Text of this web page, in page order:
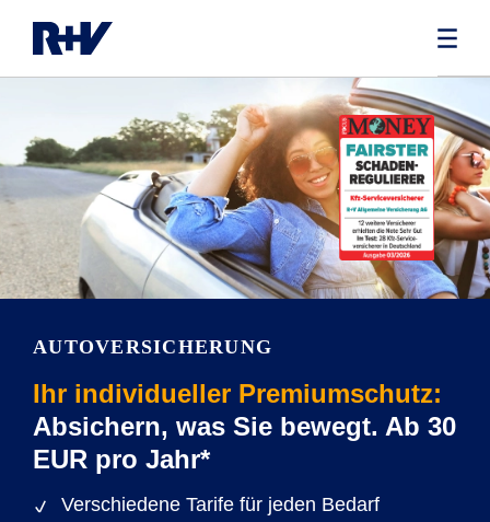
AUTOVERSICHERUNG
Ihr individueller Premiumschutz:
Absichern, was Sie bewegt. Ab 30
EUR pro Jahr*
Verschiedene Tarife für jeden Bedarf